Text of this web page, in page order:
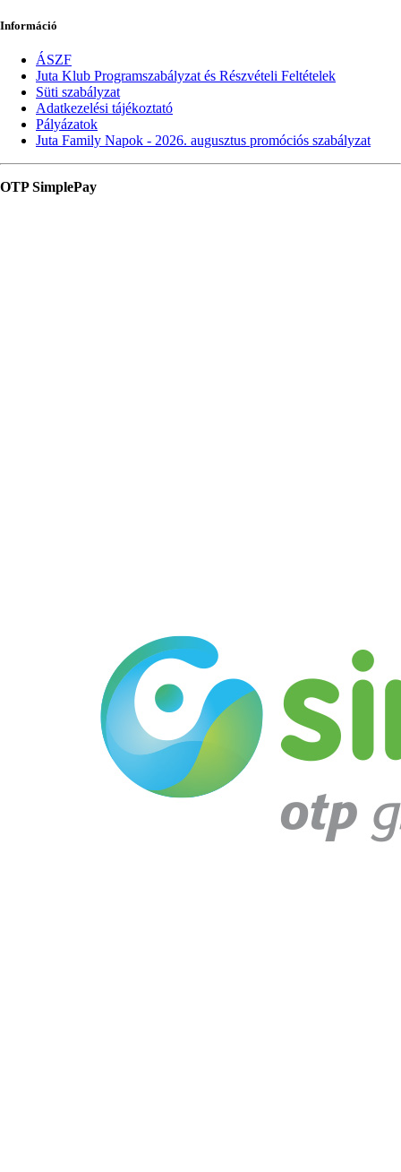
Információ
ÁSZF
Juta Klub Programszabályzat és Részvételi Feltételek
Süti szabályzat
Adatkezelési tájékoztató
Pályázatok
Juta Family Napok - 2026. augusztus promóciós szabályzat
OTP SimplePay